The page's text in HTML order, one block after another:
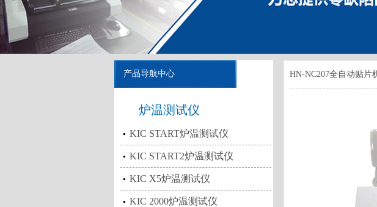
产品导航中心
炉温测试仪
KIC START炉温测试仪
KIC START2炉温测试仪
KIC X5炉温测试仪
KIC 2000炉温测试仪
HN-NC207全自动贴片